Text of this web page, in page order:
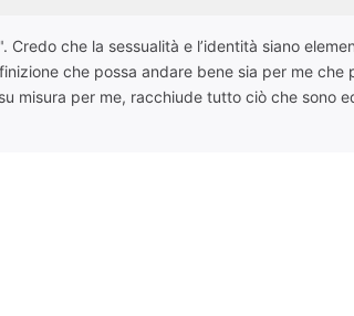
che la sessualità e l’identità siano
che possa andare bene sia per me che
misura per me, racchiude tutto ciò che sono